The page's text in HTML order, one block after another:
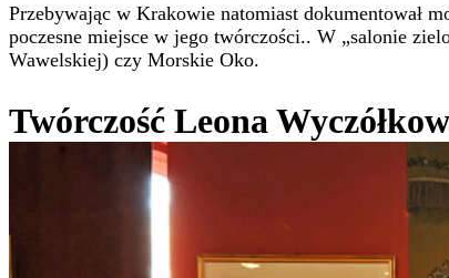
Przebywając w Krakowie natomiast dokumentował
poczesne miejsce w jego twórczości.. W „salonie
Wawelskiej) czy Morskie Oko.
Twórczość Leona